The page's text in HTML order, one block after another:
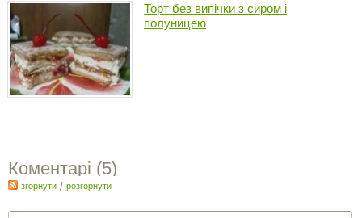
Торт без випічки з сиром і
полуницею
Коментарі (5)
згорнути / розгорнути